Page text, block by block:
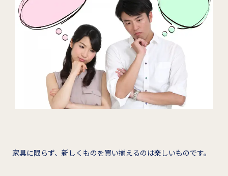
家具に限らず、新しくものを買い揃えるのは楽しいものです。